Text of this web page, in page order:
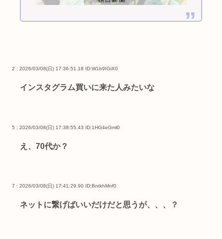
2 : 2026/03/08(日) 17:36:51.18 ID:W1b9IGiX0
インスタグラム買いに来た人みたいな
5 : 2026/03/08(日) 17:38:55.43 ID:1HG4eGml0
え、70代か？
7 : 2026/03/08(日) 17:41:29.90 ID:BntkhMnf0
ネットに繋げばいいだけだと思うが、、、？